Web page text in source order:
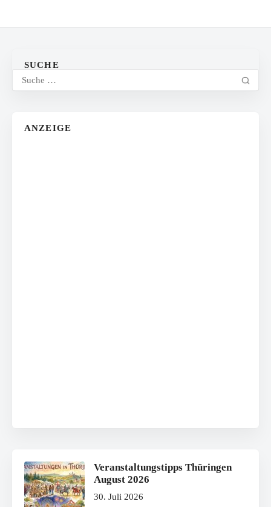
SUCHE
ANZEIGE
Veranstaltungstipps Thüringen
August 2026
30. Juli 2026